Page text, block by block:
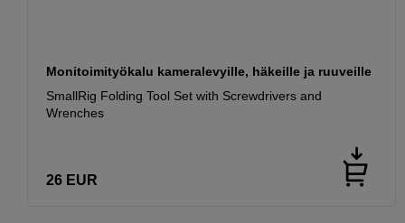
Monitoimityökalu kameralevyille, häkeille ja ruuveille
SmallRig Folding Tool Set with Screwdrivers and
Wrenches
26 EUR